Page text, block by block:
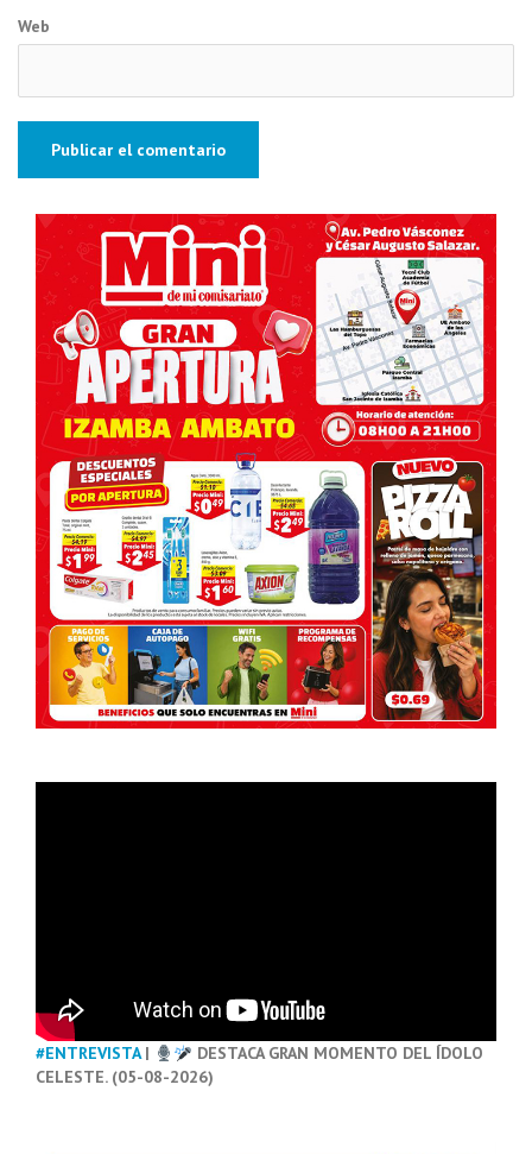
Web
#ENTREVISTA|
DESTACA GRAN MOMENTO DEL ÍDOLO
CELESTE. (05-08-2026)